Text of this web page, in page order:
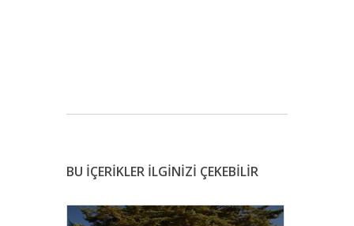
BU İÇERİKLER İLGİNİZİ ÇEKEBİLİR